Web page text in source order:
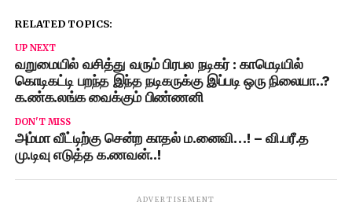
RELATED TOPICS:
UP NEXT
வறுமையில் வசித்து வரும் பிரபல நடிகர் : காமெடியில்
கொடிகட்டி பறந்த இந்த நடிகருக்கு இப்படி ஒரு நிலையா..?
க.ண்க.லங்க வைக்கும் பிண்ணனி
DON'T MISS
அம்மா வீட்டிற்கு சென்ற காதல் ம.னைவி…! – வி.பரீ.த
மு.டிவு எடுத்த க.ணவன்..!
ADVERTISEMENT